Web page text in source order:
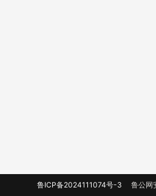
鲁ICP备2024111074号-3 鲁公网